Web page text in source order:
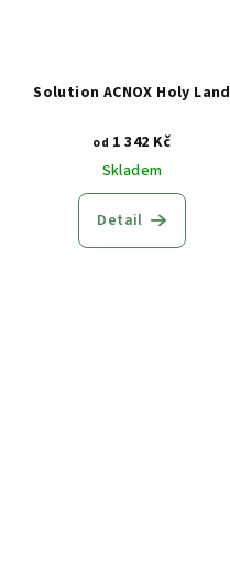
Solution ACNOX Holy Land
od 1 342 Kč
Skladem
Detail